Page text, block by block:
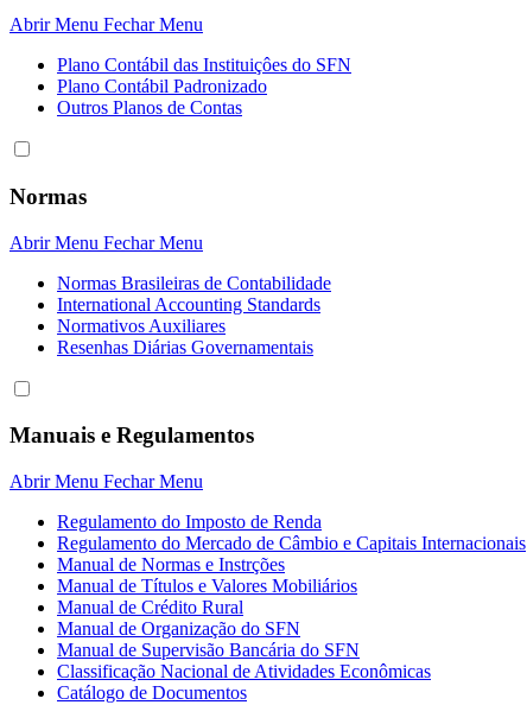
Abrir Menu Fechar Menu
Plano Contábil das Instituiçôes do SFN
Plano Contábil Padronizado
Outros Planos de Contas
Normas
Abrir Menu Fechar Menu
Normas Brasileiras de Contabilidade
International Accounting Standards
Normativos Auxiliares
Resenhas Diárias Governamentais
Manuais e Regulamentos
Abrir Menu Fechar Menu
Regulamento do Imposto de Renda
Regulamento do Mercado de Câmbio e Capitais Internacionais
Manual de Normas e Instrções
Manual de Títulos e Valores Mobiliários
Manual de Crédito Rural
Manual de Organização do SFN
Manual de Supervisão Bancária do SFN
Classificação Nacional de Atividades Econômicas
Catálogo de Documentos